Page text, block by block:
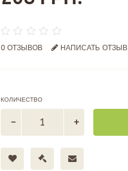
0 ОТЗЫВОВ НАПИСАТЬ ОТЗЫВ
КОЛИЧЕСТВО